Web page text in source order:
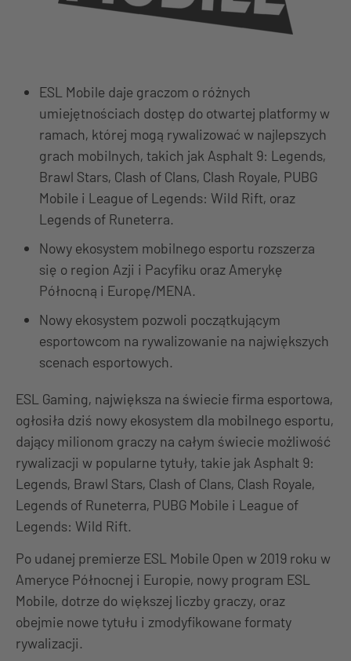
ESL Mobile daje graczom o różnych
umiejętnościach dostęp do otwartej platformy w
ramach, której mogą rywalizować w najlepszych
grach mobilnych, takich jak Asphalt 9: Legends,
Brawl Stars, Clash of Clans, Clash Royale, PUBG
Mobile i League of Legends: Wild Rift, oraz
Legends of Runeterra.
Nowy ekosystem mobilnego esportu rozszerza
się o region Azji i Pacyfiku oraz Amerykę
Północną i Europę/MENA.
Nowy ekosystem pozwoli początkującym
esportowcom na rywalizowanie na największych
scenach esportowych.
ESL Gaming, największa na świecie firma esportowa,
ogłosiła dziś nowy ekosystem dla mobilnego esportu,
dający milionom graczy na całym świecie możliwość
rywalizacji w popularne tytuły, takie jak Asphalt 9:
Legends, Brawl Stars, Clash of Clans, Clash Royale,
Legends of Runeterra, PUBG Mobile i League of
Legends: Wild Rift.
Po udanej premierze ESL Mobile Open w 2019 roku w
Ameryce Północnej i Europie, nowy program ESL
Mobile, dotrze do większej liczby graczy, oraz
obejmie nowe tytułu i zmodyfikowane formaty
rywalizacji.